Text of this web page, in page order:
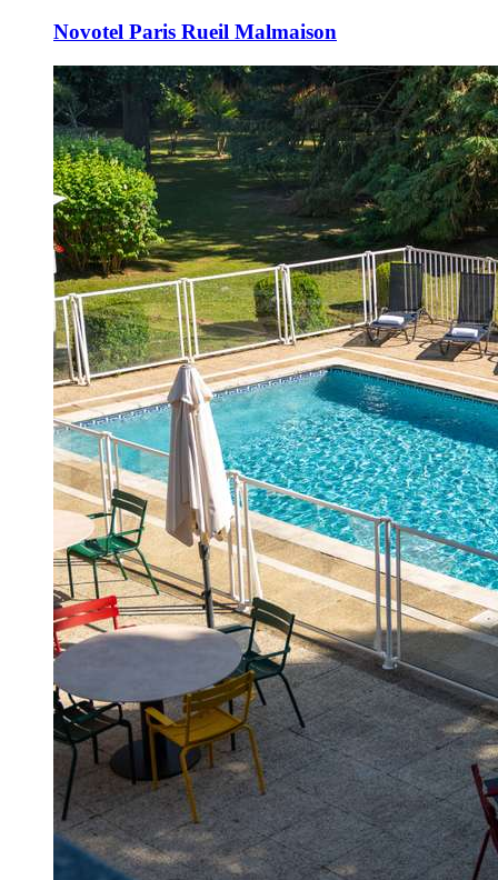
Novotel Paris Rueil Malmaison